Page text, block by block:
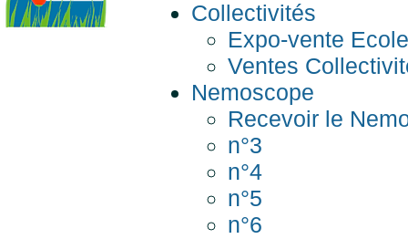
Collectivités
Expo-vente Ecole
Ventes
Nemoscope
Recevoir le
n°3
n°4
n°5
n°6